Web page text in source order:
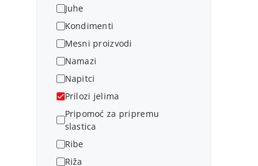
Juhe
Kondimenti
Mesni proizvodi
Namazi
Napitci
Prilozi jelima
Pripomoć za pripremu
slastica
Ribe
Riža